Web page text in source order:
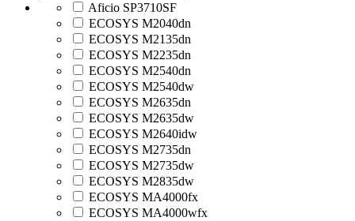
Aficio SP3710SF
ECOSYS M2040dn
ECOSYS M2135dn
ECOSYS M2235dn
ECOSYS M2540dn
ECOSYS M2540dw
ECOSYS M2635dn
ECOSYS M2635dw
ECOSYS M2640idw
ECOSYS M2735dn
ECOSYS M2735dw
ECOSYS M2835dw
ECOSYS MA4000fx
ECOSYS MA4000wfx